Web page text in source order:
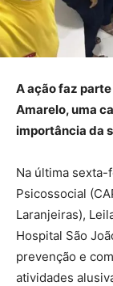
A ação faz
Amarelo, uma
importância da
Na última sexta-
Psicossocial
Laranjeiras),
Hospital São
prevenção e
atividades